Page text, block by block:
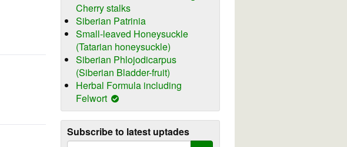
Cherry stalks
Siberian Patrinia
Small-leaved Honeysuckle
(Tatarian honeysuckle)
Siberian Phlojodicarpus
(Siberian Bladder-fruit)
Herbal Formula including
Felwort
Subscribe to latest uptades